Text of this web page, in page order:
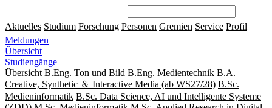
Aktuelles Studium Forschung Personen Gremien Service Profil
Meldungen
Übersicht
Studiengänge
Übersicht B.Eng. Ton und Bild B.Eng. Medientechnik B.A.
Creative, Synthetic ＆ Interactive Media (ab WS27/28) B.Sc.
Medieninformatik B.Sc. Data Science, AI und Intelligente Systeme